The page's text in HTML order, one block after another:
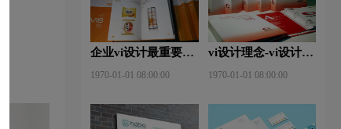
企业vi设计最重要三
1970-01-01 08:00:00
vi设计理念-vi设计特
1970-01-01 08:00:00